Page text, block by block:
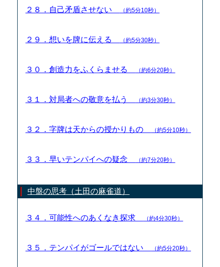
２８．自己矛盾させない （約5分10秒）
２９．想いを牌に伝える （約5分30秒）
３０．創造力をふくらませる （約6分20秒）
３１．対局者への敬意を払う （約3分30秒）
３２．字牌は天からの授かりもの （約5分10秒）
３３．早いテンパイへの疑念 （約7分20秒）
中盤の思考（土田の麻雀道）
３４．可能性へのあくなき探求 （約4分30秒）
３５．テンパイがゴールではない （約5分20秒）